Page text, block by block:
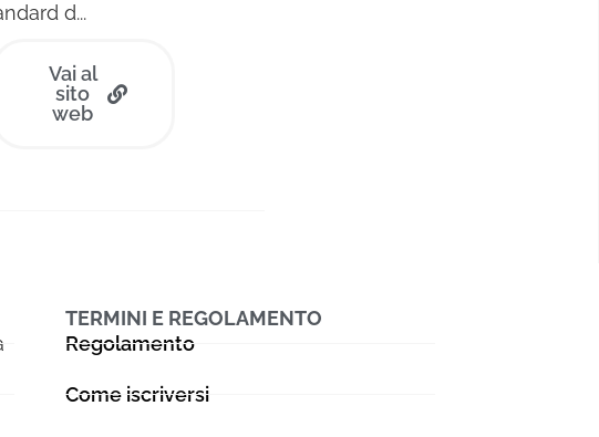
d...
Vai al
sito
web
TERMINI E REGOLAMENTO
Regolamento
Come iscriversi